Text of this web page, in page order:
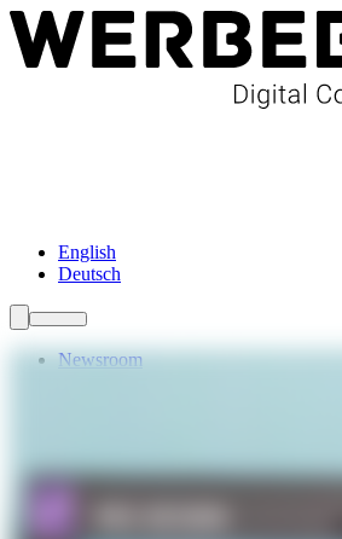
English
Deutsch
Newsroom